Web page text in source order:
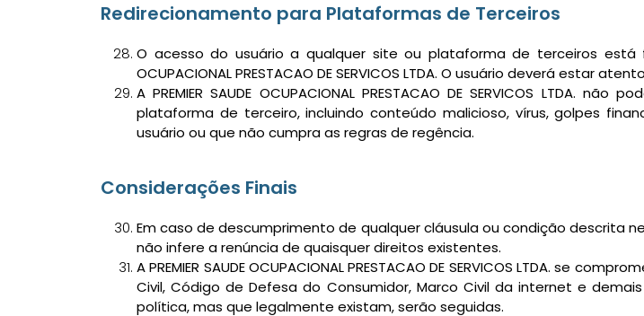
Redirecionamento para Plataformas de Terceiros
O acesso do usuário a qualquer site ou plataforma de terceiros está
OCUPACIONAL PRESTACAO DE SERVICOS LTDA. O usuário deverá estar
A PREMIER SAUDE OCUPACIONAL PRESTACAO DE SERVICOS
plataforma de terceiro, incluindo conteúdo malicioso, vírus, golpes
usuário ou que não cumpra as regras de regência.
Considerações Finais
Em caso de descumprimento de qualquer cláusula ou condição descrita
não infere a renúncia de quaisquer direitos existentes.
A PREMIER SAUDE OCUPACIONAL PRESTACAO DE SERVICOS LTDA. se
Civil, Código de Defesa do Consumidor, Marco Civil da internet e
política, mas que legalmente existam, serão seguidas.